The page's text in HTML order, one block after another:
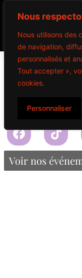
Nous
Nous utilisons des
de navigation,
personnalisés et
Tout accepter »,
cookies.
Personnaliser
PACK DE 5
0.00
Voir nos